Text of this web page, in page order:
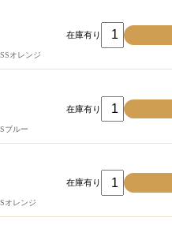
在庫有り
SSオレンジ
在庫有り
Sブルー
在庫有り
Sオレンジ